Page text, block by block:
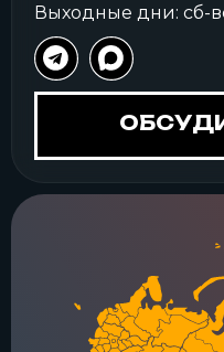
Выходные дни: сб-